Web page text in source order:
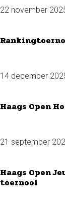
22 november
14 december
Haags Open
21 september
Haags Open
toernooi